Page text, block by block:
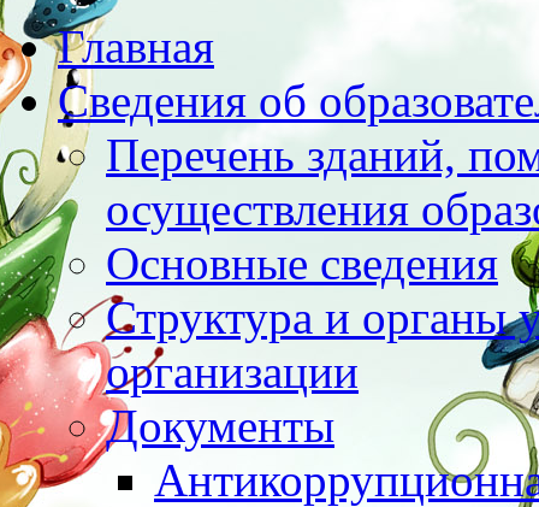
Главная
Сведения об
Перечень зданий,
осуществления
Основные сведения
Структура и органы
организации
Документы